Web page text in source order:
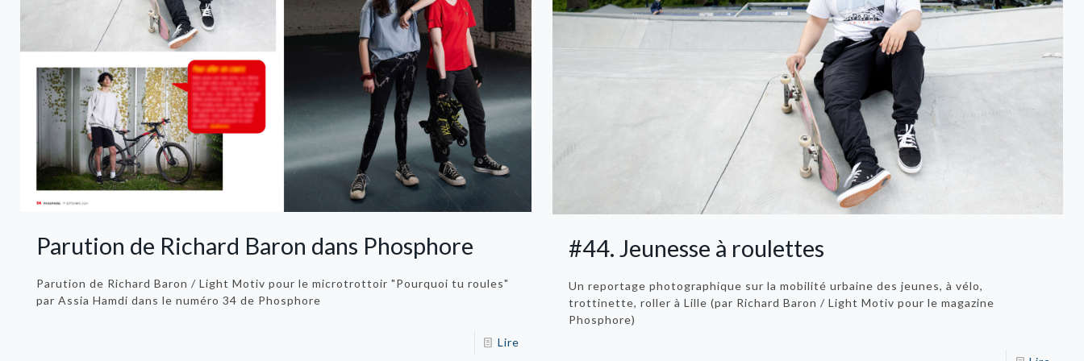
Parution de Richard Baron dans Phosphore
Parution de Richard Baron / Light Motiv pour le microtrottoir "Pourquoi tu roules"
par Assia Hamdi dans le numéro 34 de Phosphore
Lire
#44. Jeunesse à roulettes
Un reportage photographique sur la mobilité urbaine des jeunes, à vélo,
trottinette, roller à Lille (par Richard Baron / Light Motiv pour le magazine
Phosphore)